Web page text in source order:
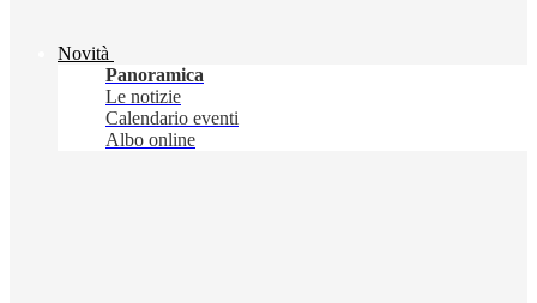
Novità
Panoramica
Le notizie
Calendario eventi
Albo online